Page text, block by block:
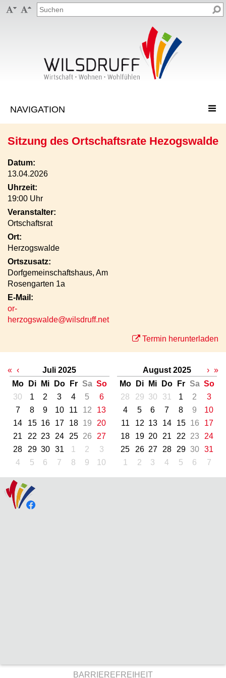
 
Sitzung des Ortschaftsrate Hezogswalde
Datum:
13.04.2026
Uhrzeit:
19:00 Uhr
Veranstalter:
Ortschaftsrat
Ort:
Herzogswalde
Ortszusatz:
Dorfgemeinschaftshaus, Am
Rosengarten 1a
E-Mail:
or-
herzogswalde@wilsdruff.net
Termin herunterladen
« ‹
Juli 2025
Mo
Di Mi Do Fr Sa So
30
1 2 3 4 5
6
7
8 9 10 11 12
13
14
15 16 17 18 19
20
21
22 23 24 25 26
27
28
29 30 31 1 2
3
4
5 6 7 8 9 10
August 2025
Mo
Di Mi Do Fr Sa So
28
29 30 31 1 2
3
4
5 6 7 8 9
10
11
12 13 14 15 16
17
18
19 20 21 22 23
24
25
26 27 28 29 30
31
1
2 3 4 5 6 7
› »
BARRIEREFREIHEIT